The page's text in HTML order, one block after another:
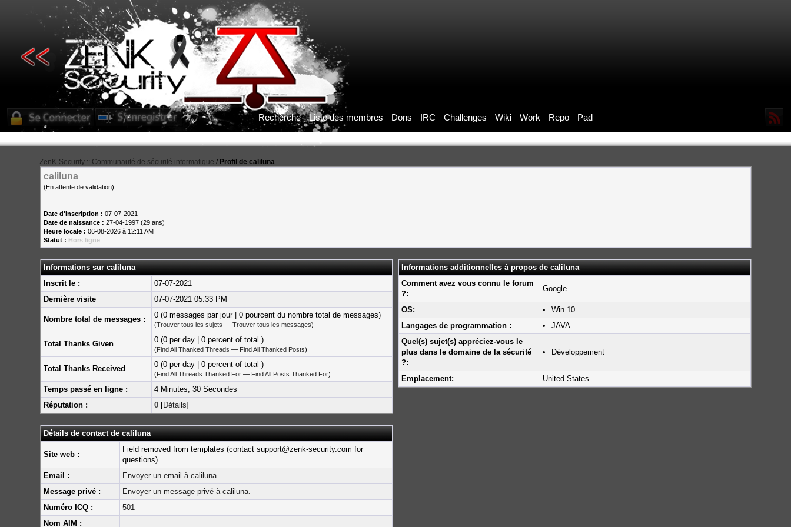
Recherche Liste des membres Dons IRC Challenges Wiki Work Repo Pad
ZenK-Security :: Communauté de sécurité informatique / Profil de caliluna
caliluna
(En attente de validation)
Date d'inscription : 07-07-2021
Date de naissance : 27-04-1997 (29 ans)
Heure locale : 06-08-2026 à 12:11 AM
Statut : Hors ligne
Informations sur caliluna
Inscrit le :
07-07-2021
Dernière visite
07-07-2021 05:33 PM
Nombre total de messages : 0 (0 messages par jour | 0 pourcent du nombre total de messages)
(Trouver tous les sujets — Trouver tous les messages)
Total Thanks Given 0 (0 per day | 0 percent of total )
(Find All Thanked Threads — Find All Thanked Posts)
Total Thanks Received 0 (0 per day | 0 percent of total )
(Find All Threads Thanked For— Find All Posts Thanked For)
Temps passé en ligne :
4 Minutes, 30 Secondes
Réputation :
0[Détails]
Détails de contact de caliluna
Site web :
Field removed from templates (contact support@zenk-security.com for
questions)
Email :
Envoyer un email à caliluna.
Message privé :
Envoyer un message privé à caliluna.
Numéro ICQ :
501
Nom AIM :
Informations additionnelles à propos de caliluna
Comment avez vous connu le forum
?:
Google
OS:
Win 10
Langages de programmation :
JAVA
Quel(s) sujet(s) appréciez-vous le
plus dans le domaine de la sécurité
?:
Développement
Emplacement: United States